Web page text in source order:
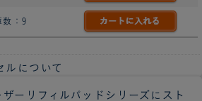
数：9
ルについて
ザーリフィルパッドシリーズにスト